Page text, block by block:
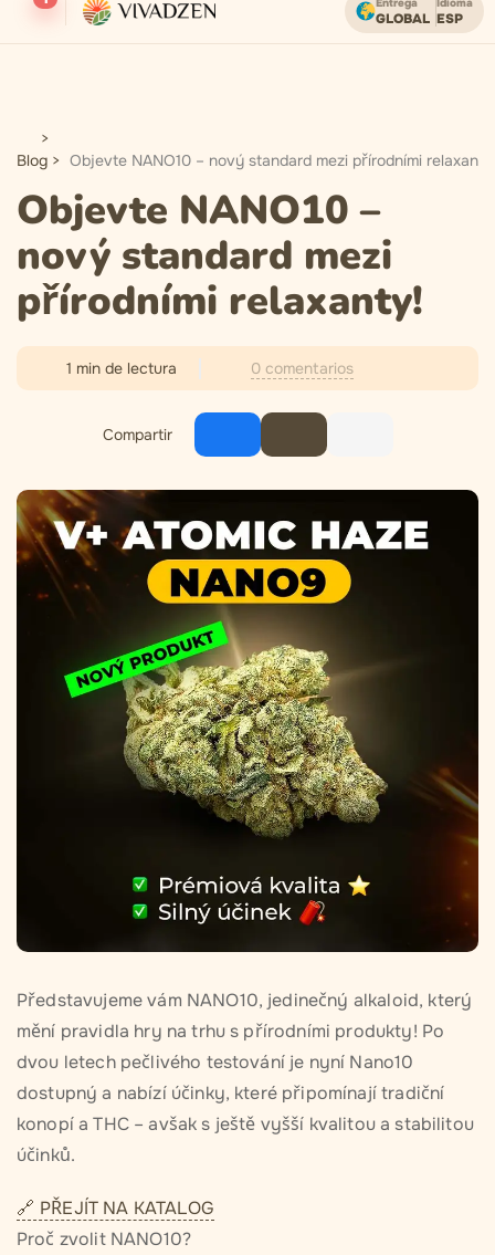
Envío gratuito en pedidos superiores a USD.
GLOBAL ESP
Blog Objevte NANO10 – nový standard mezi přírodními
Objevte NANO10 –
nový standard mezi
přírodními relaxanty!
1 min de lectura 0 comentarios
Compartir
Představujeme vám NANO10, jedinečný alkaloid, který
mění pravidla hry na trhu s přírodními produkty! Po
dvou letech pečlivého testování je nyní Nano10
dostupný a nabízí účinky, které připomínají tradiční
konopí a THC – avšak s ještě vyšší kvalitou a stabilitou
účinků.
PŘEJÍT NA KATALOG
Proč zvolit NANO10?